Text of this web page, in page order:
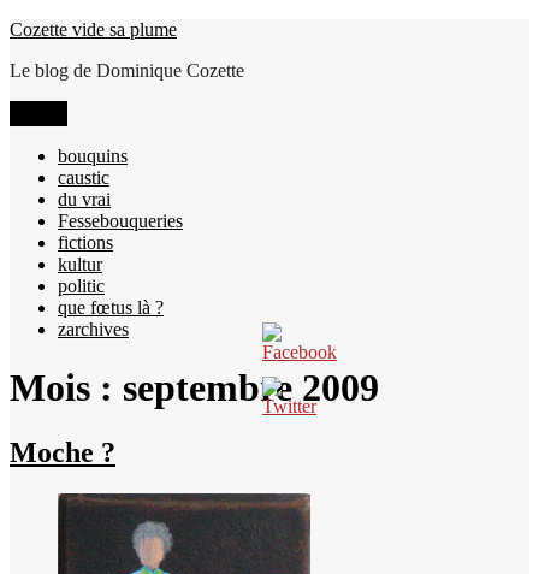
Aller
contenu
Cozette vide sa plume
Le blog de Dominique Cozette
bouquins
caustic
du vrai
Fessebouqueries
fictions
kultur
politic
que fœtus là ?
zarchives
Mois : septembre 2009
Moche ?